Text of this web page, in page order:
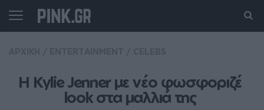
Η Kylie Jenner με νέο φωσφοριζέ
look στα μαλλιά της